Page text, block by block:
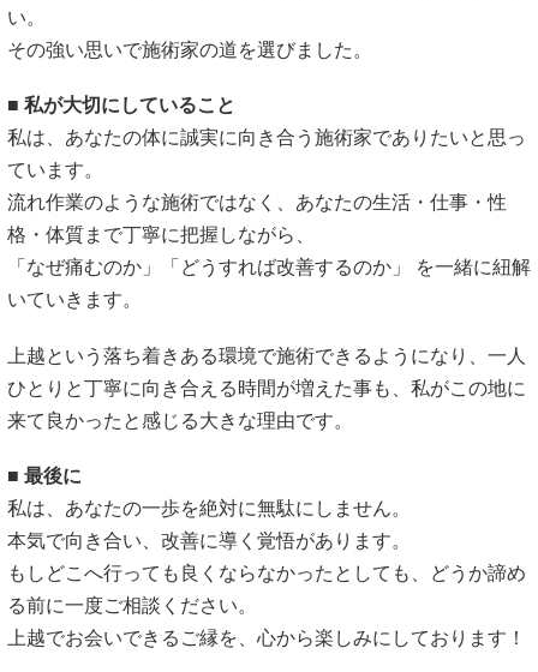
い。
その強い思いで施術家の道を選びました。
■ 私が大切にしていること
私は、あなたの体に誠実に向き合う施術家でありたいと思っ
ています。
流れ作業のような施術ではなく、あなたの生活・仕事・性
格・体質まで丁寧に把握しながら、
「なぜ痛むのか」「どうすれば改善するのか」 を一緒に紐解
いていきます。
上越という落ち着きある環境で施術できるようになり、一人
ひとりと丁寧に向き合える時間が増えた事も、私がこの地に
来て良かったと感じる大きな理由です。
■ 最後に
私は、あなたの一歩を絶対に無駄にしません。
本気で向き合い、改善に導く覚悟があります。
もしどこへ行っても良くならなかったとしても、どうか諦め
る前に一度ご相談ください。
上越でお会いできるご縁を、心から楽しみにしております！